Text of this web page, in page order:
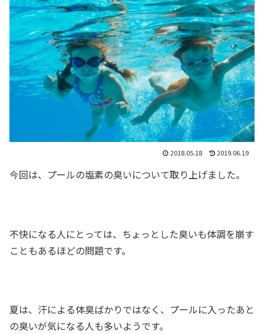
2018.05.18 2019.06.19
今回は、プールの塩素の臭いについて取り上げました。
不快になる人にとっては、ちょっとした臭いも体調を崩す
こともあるほどの問題です。
夏は、汗による体臭ばかりではなく、プールに入ったあと
の臭いが気になる人も多いようです。